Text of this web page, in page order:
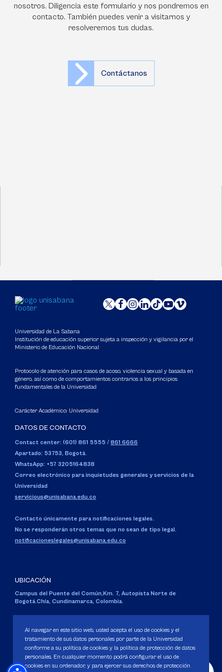
nosotros. Diligencia este formulario y nos pondremos en
contacto. También puedes venir a visitarnos y
resolveremos tus dudas.
Contáctanos
Universidad de La Sabana
Institución de educación superior sujeta a inspección y vigilancia por el
Ministerio de Educación Nacional
Protocolo de atención para casos de acoso, violencia sexual y basada en
género, así como de comportamientos contrarios a los principios
fundamentales de la Universidad
Carácter Académico: Universidad
DATOS DE CONTACTO
Contact center: (601) 861 5555 / 861 6666
Apartado: 53753, Bogotá.
WhatsApp: +57 3205164838
Correo electrónico para inquietudes generales y servicios de la
Universidad
servicious@unisabana.edu.co
Contacto únicamente para notificaciones legales.
No se responderán otros temas que no sean de tipo legal.
notificacioneslegales@unisabana.edu.co
UBICACIÓN
Campus del Puente del Común,Km. 7, Autopista Norte de
Bogotá.Chía, Cundinamarca, Colombia.
Personería Jurídica:Resolución 130 del 14 de enero de 1980.
Ministerio de Educación Nacional.
Al navegar en este sitio web, usted acepta el uso de cookies y el
tratamiento de sus datos personales por parte de la Universidad
conforme a su política de cookies y la política de protección de datos
personales. En cualquier momento podrá configurar el uso de
cookies en su ordenador, y para ejercer sus derechos de protección